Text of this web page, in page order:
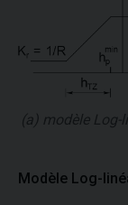
(a) modèle Log-
Modèle Log-